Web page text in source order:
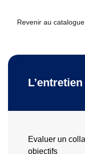
Revenir au
Evaluer un
objectifs